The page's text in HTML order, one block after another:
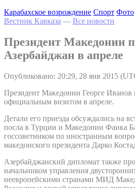
Карабахское возрождение Спорт Фото
Вестник Кавказа — Все новости
Президент Македонии
Азербайджан в апреле
Опубликовано: 20:29, 28 янв 2015
Президент Македонии Георге Иванов
официальным визитом в апреле.
Детали его приезда обсуждались на
посла в Турции и Македонии Фаика
госсоветником по иностранным
македонского президента Дарко
Азербайджанский дипломат также
начальником управления
неевропейскими странами МИД